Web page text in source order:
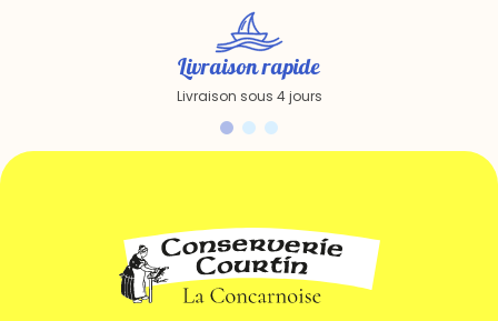
Livraison rapide
Livraison sous 4 jours